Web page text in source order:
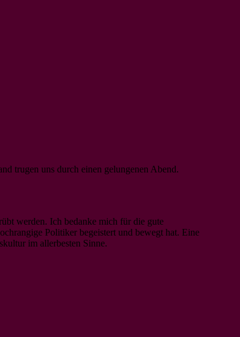
trugen uns durch einen gelungenen Abend.
werden. Ich bedanke mich für die gute
Politiker begeistert und bewegt hat. Eine
im allerbesten Sinne.